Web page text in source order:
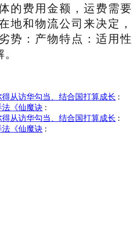
的费用金额，运费需要
地和物流公司来决定，
势：产物特点：适用性
从访华勾当、结合国打算成长 :
《仙魔诀 :
从访华勾当、结合国打算成长 :
《仙魔诀 :